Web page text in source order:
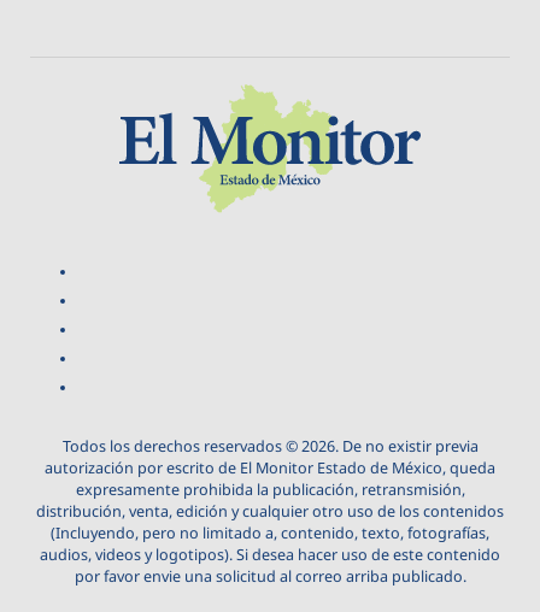
Todos los derechos reservados © 2026. De no existir previa
autorización por escrito de El Monitor Estado de México, queda
expresamente prohibida la publicación, retransmisión,
distribución, venta, edición y cualquier otro uso de los contenidos
(Incluyendo, pero no limitado a, contenido, texto, fotografías,
audios, videos y logotipos). Si desea hacer uso de este contenido
por favor envie una solicitud al correo arriba publicado.